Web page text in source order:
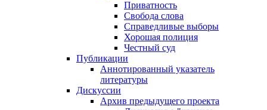
Приватность
Свобода слова
Справедливые выборы
Хорошая полиция
Честный суд
Публикации
Аннотированный указатель
литературы
Дискуссии
Архив предыдущего проекта